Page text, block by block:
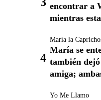
encontrar a
mientras
María la
María se
también
amiga;
Yo Me Llamo